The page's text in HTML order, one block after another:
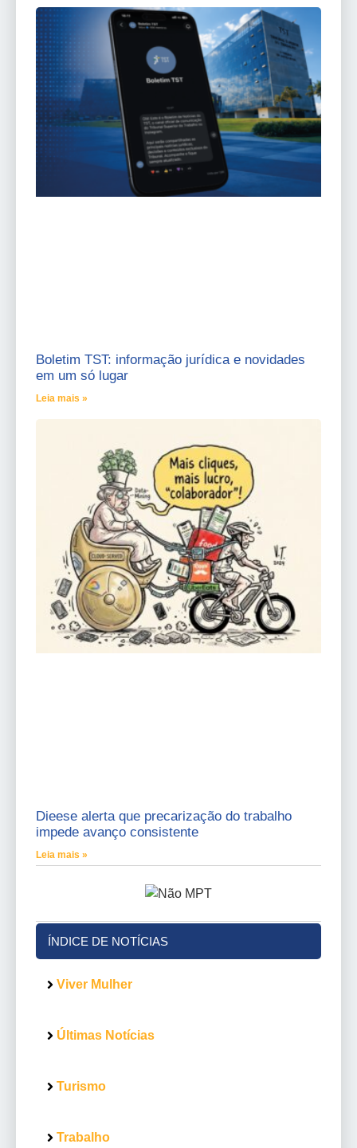
Boletim TST: informação jurídica e novidades
em um só lugar
Leia mais »
Dieese alerta que precarização do trabalho
impede avanço consistente
Leia mais »
ÍNDICE DE NOTÍCIAS
Viver Mulher
Últimas Notícias
Turismo
Trabalho